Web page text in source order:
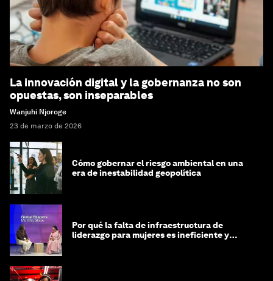
La innovación digital y la gobernanza no son
opuestas, son inseparables
Wanjuhi Njoroge
23 de marzo de 2026
Cómo gobernar el riesgo ambiental en una
era de inestabilidad geopolítica
Por qué la falta de infraestructura de
liderazgo para mujeres es ineficiente y